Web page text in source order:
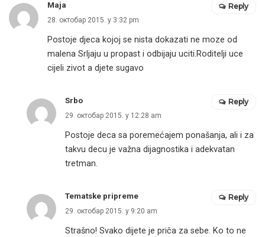
Maja
28. октобар 2015. у 3:32 pm
Postoje djeca kojoj se nista dokazati ne moze od
malena Srljaju u propast i odbijaju uciti.Roditelji uce
cijeli zivot a djete sugavo
Reply
Srbo
29. октобар 2015. у 12:28 am
Postoje deca sa poremećajem ponašanja, ali i za
takvu decu je važna dijagnostika i adekvatan
tretman.
Reply
Tematske pripreme
29. октобар 2015. у 9:20 am
Strašno! Svako dijete je priča za sebe. Ko to ne
Reply